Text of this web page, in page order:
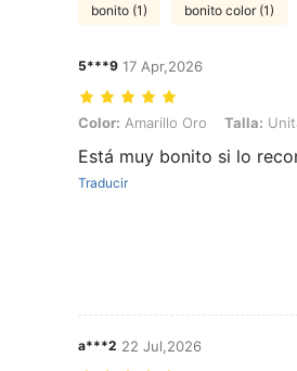
bonito (1) bonito color (1)
5***9 17 Apr,2026
Color: Amarillo Oro, Talla: Unitalla
Color: Amarillo Oro Talla:
Está muy bonito si lo
Traducir
a***2 22 Jul,2026